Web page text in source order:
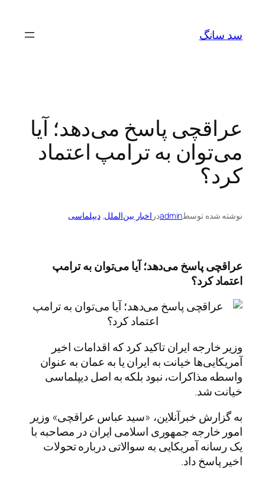
محتواسد سانگ
عراقچی پاسخ می‌دهد؛ آیا
می‌توان به ترامپ اعتماد
کرد؟
نوشته شده توسطadminدر اخبار بین‌الملل, دیپلماسی
عراقچی پاسخ می‌دهد؛ آیا می‌توان به ترامپ
اعتماد کرد؟
وزیر خارجه ایران تاکید کرد که اقدامات اخیر
آمریکایی‌ها خیانت به ایران یا به عمان به عنوان
واسطه مذاکرات، نبود بلکه به اصل دیپلماسی
خیانت شد.
به گزارش خبرآنلاین، «سید عباس عراقچی» وزیر
امور خارجه جمهوری اسلامی ایران در مصاحبه با
یک رسانه آمریکایی به سوالاتی درباره تحولات
اخیر پاسخ داد.